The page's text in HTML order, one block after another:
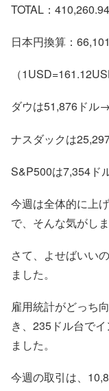
TOTAL：
日本円換算：
（
ダウは51,876ドル
ナスダックは
S&P500は7,354ド
今週は全体的に上
で、そんな気がし
さて、よせばいい
ました。
雇用統計がどっち
き、235ドル台で
ました。
今週の取引は、